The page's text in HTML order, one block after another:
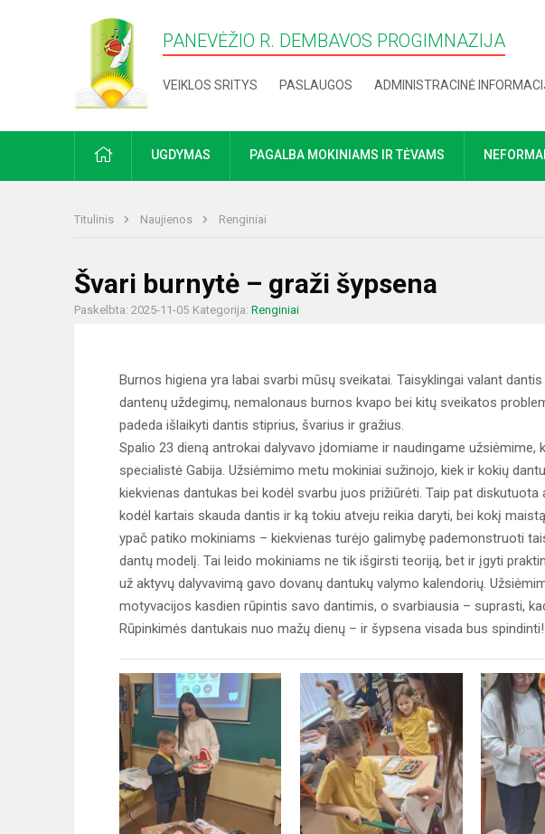
PANEVĖŽIO R. DEMBAVOS PROGIMNAZIJA
VEIKLOS SRITYS PASLAUGOS ADMINISTRACINĖ
PRADŽIAUGDYMAS PAGALBA MOKINIAMS IR TĖVAMS
Titulinis Naujienos Renginiai
Švari burnytė – graži šypsena
Paskelbta: 2025-11-05 Kategorija: Renginiai
Burnos higiena yra labai svarbi mūsų sveikatai. Taisyklingai valant
dantenų uždegimų, nemalonaus burnos kvapo bei kitų sveikatos
padeda išlaikyti dantis stiprius, švarius ir gražius.
Spalio 23 dieną antrokai dalyvavo įdomiame ir naudingame
specialistė Gabija. Užsiėmimo metu mokiniai sužinojo, kiek ir kokių
kiekvienas dantukas bei kodėl svarbu juos prižiūrėti. Taip pat
kodėl kartais skauda dantis ir ką tokiu atveju reikia daryti, bei kokį
ypač patiko mokiniams – kiekvienas turėjo galimybę pademonstruoti
dantų modelį. Tai leido mokiniams ne tik išgirsti teoriją, bet ir įgyti
už aktyvų dalyvavimą gavo dovanų dantukų valymo kalendorių.
motyvacijos kasdien rūpintis savo dantimis, o svarbiausia – suprasti,
Rūpinkimės dantukais nuo mažų dienų – ir šypsena visada bus spindinti!